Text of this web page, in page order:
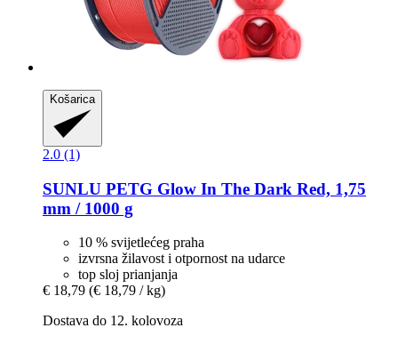
Košarica
2.0 (1)
SUNLU PETG Glow In The Dark Red, 1,75
mm / 1000 g
10 % svijetlećeg praha
izvrsna žilavost i otpornost na udarce
top sloj prianjanja
€ 18,79 (€ 18,79 / kg)
Dostava do 12. kolovoza